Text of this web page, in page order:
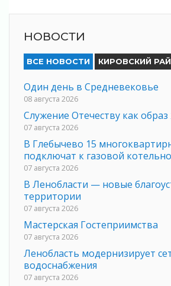
НОВОСТИ
ВСЕ НОВОСТИ КИРОВСКИЙ
Один день в Средневековье
08 августа 2026
Служение Отечеству как
07 августа 2026
В Глебычево 15
подключат к газовой
07 августа 2026
В Ленобласти — новые
территории
07 августа 2026
Мастерская Гостеприимства
07 августа 2026
Ленобласть модернизирует
водоснабжения
07 августа 2026